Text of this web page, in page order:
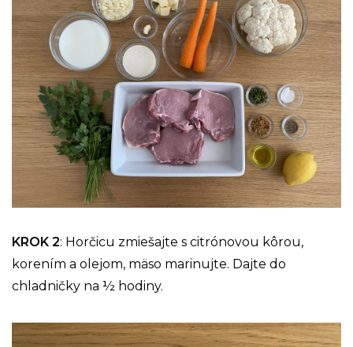
KROK 2: Horčicu zmiešajte s citrónovou kôrou,
korením a olejom, mäso marinujte. Dajte do
chladničky na ½ hodiny.